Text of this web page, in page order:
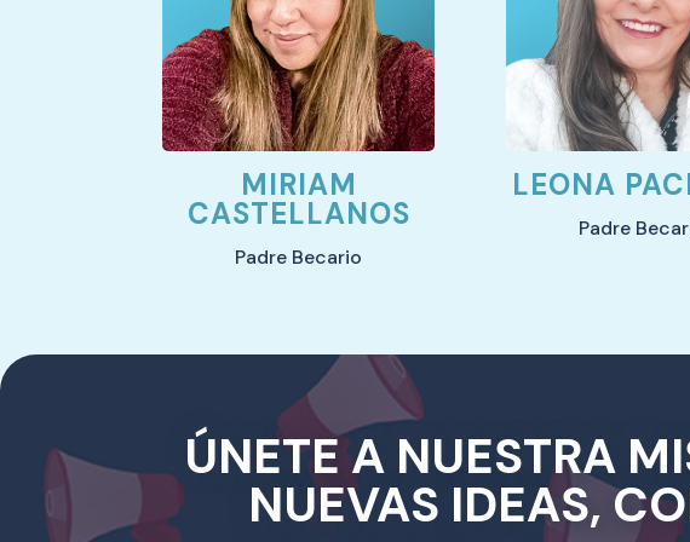
MIRIAM
CASTELLANOS
Padre Becario
LEONA
Padre
ÚNETE A NUESTRA
NUEVAS IDEAS,